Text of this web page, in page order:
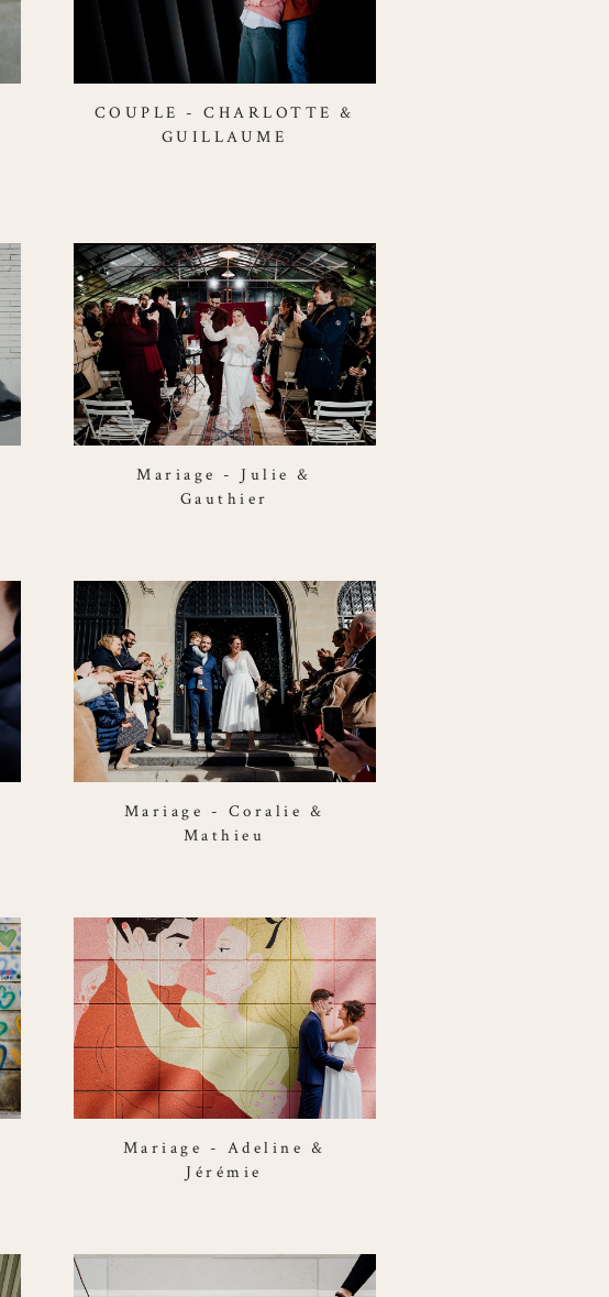
COUPLE - CHARLOTTE &
GUILLAUME
Mariage - Julie &
Gauthier
Mariage - Coralie &
Mathieu
Mariage - Adeline &
Jérémie